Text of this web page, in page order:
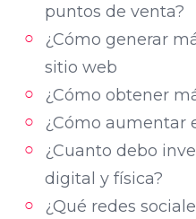
puntos de venta?
¿Cómo generar
sitio web
¿Cómo obtener
¿Cómo aumentar
¿Cuanto debo
digital y física?
¿Qué redes